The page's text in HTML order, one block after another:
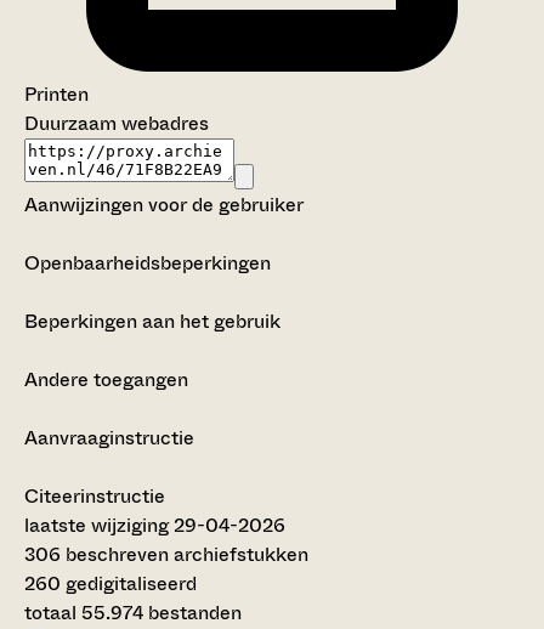
Printen
Duurzaam webadres
Aanwijzingen voor de gebruiker
Openbaarheidsbeperkingen
Beperkingen aan het gebruik
Andere toegangen
Aanvraaginstructie
Citeerinstructie
laatste wijziging 29-04-2026
306 beschreven archiefstukken
260 gedigitaliseerd
totaal 55.974 bestanden